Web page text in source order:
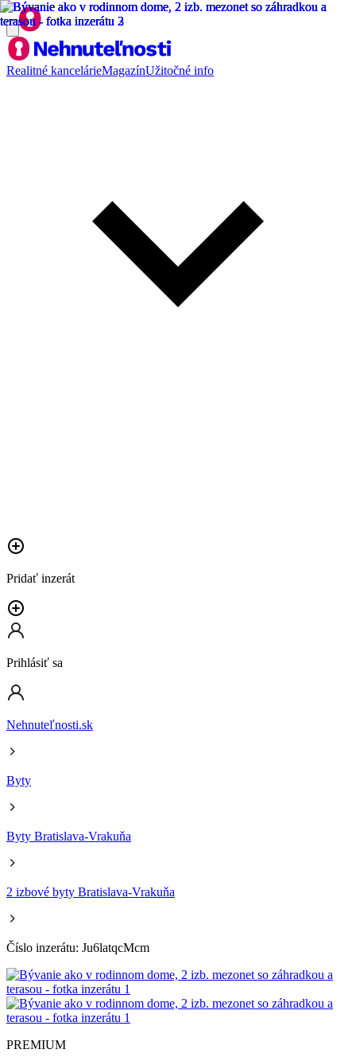
Realitné kancelárieMagazínUžitočné info
Pridať inzerát
Prihlásiť sa
Nehnuteľnosti.sk
Byty
Byty Bratislava-Vrakuňa
2 izbové byty Bratislava-Vrakuňa
Číslo inzerátu: Ju6latqcMcm
PREMIUM